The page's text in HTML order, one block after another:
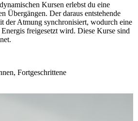
Kursen erlebst du eine
Übergängen. Der daraus entstehende
der Atmung synchronisiert, wodurch eine
freigesetzt wird. Diese Kurse sind
Fortgeschrittene